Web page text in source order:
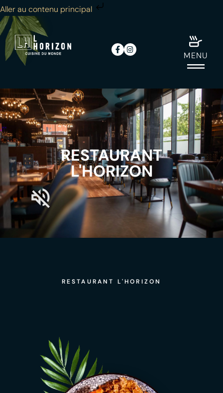
Aller au contenu principal
MENU
RESTAURANT
L'HORIZON
RESTAURANT L'HORIZON